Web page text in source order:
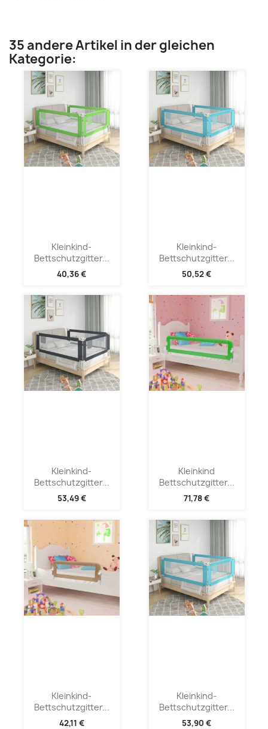
35 andere Artikel in der gleichen
Kategorie:
Kleinkind-
Bettschutzgitter...
40,36 €
Kleinkind-
Bettschutzgitter...
50,52 €
Kleinkind-
Bettschutzgitter...
53,49 €
Kleinkind
Bettschutzgitter...
71,78 €
Kleinkind-
Bettschutzgitter...
42,11 €
Kleinkind-
Bettschutzgitter...
53,90 €